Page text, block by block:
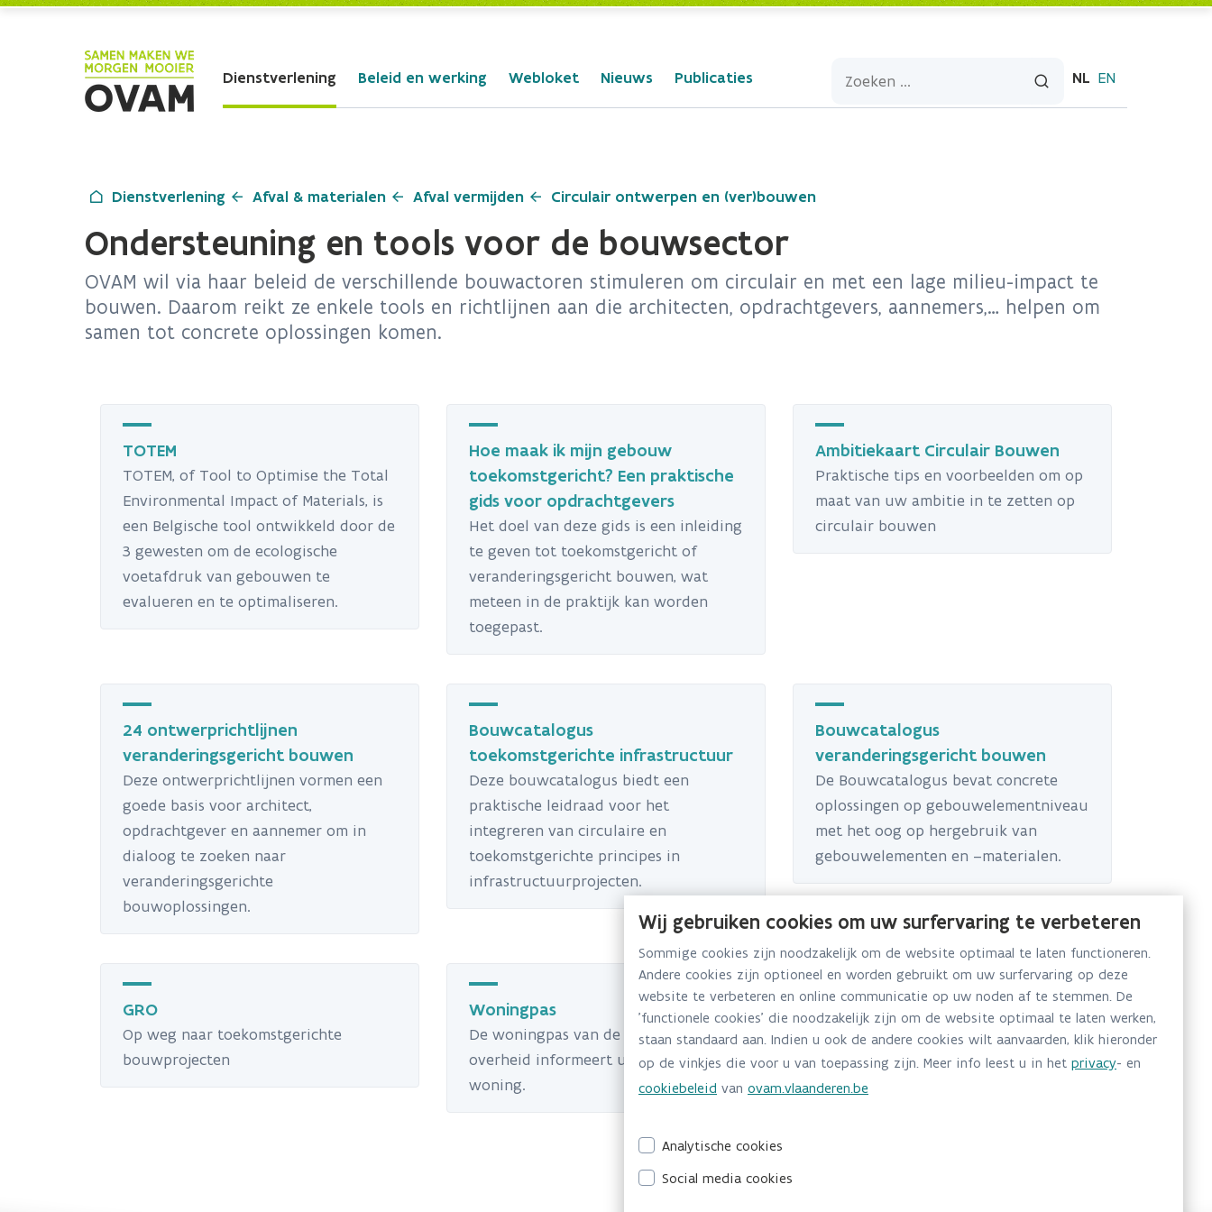
Dienstverlening Beleid en werking Webloket Nieuws Publicaties NL EN
Dienstverlening Afval & materialen Afval vermijden Circulair ontwerpen en (ver)bouwen
Ondersteuning en tools voor de bouwsector
OVAM wil via haar beleid de verschillende bouwactoren stimuleren om circulair en met een lage milieu-impact te
bouwen. Daarom reikt ze enkele tools en richtlijnen aan die architecten, opdrachtgevers, aannemers,… helpen om
samen tot concrete oplossingen komen.
TOTEM
TOTEM, of Tool to Optimise the Total
Environmental Impact of Materials, is
een Belgische tool ontwikkeld door de
3 gewesten om de ecologische
voetafdruk van gebouwen te
evalueren en te optimaliseren.
Hoe maak ik mijn gebouw
toekomstgericht? Een praktische
gids voor opdrachtgevers
Het doel van deze gids is een inleiding
te geven tot toekomstgericht of
veranderingsgericht bouwen, wat
meteen in de praktijk kan worden
toegepast.
Ambitiekaart Circulair Bouwen
Praktische tips en voorbeelden om op
maat van uw ambitie in te zetten op
circulair bouwen
24 ontwerprichtlijnen
veranderingsgericht bouwen
Deze ontwerprichtlijnen vormen een
goede basis voor architect,
opdrachtgever en aannemer om in
dialoog te zoeken naar
veranderingsgerichte
bouwoplossingen.
Bouwcatalogus
toekomstgerichte infrastructuur
Deze bouwcatalogus biedt een
praktische leidraad voor het
integreren van circulaire en
toekomstgerichte principes in
infrastructuurprojecten.
Bouwcatalogus
veranderingsgericht bouwen
De Bouwcatalogus bevat concrete
oplossingen op gebouwelementniveau
met het oog op hergebruik van
gebouwelementen en –materialen.
GRO
Op weg naar toekomstgerichte
bouwprojecten
Woningpas
De woningpas van de Vlaamse
overheid informeert u over uw
woning.
Wij gebruiken cookies om uw surfervaring te verbeteren
Sommige cookies zijn noodzakelijk om de website optimaal te laten functioneren.
Andere cookies zijn optioneel en worden gebruikt om uw surfervaring op deze
website te verbeteren en online communicatie op uw noden af te stemmen. De
'functionele cookies' die noodzakelijk zijn om de website optimaal te laten werken,
staan standaard aan. Indien u ook de andere cookies wilt aanvaarden, klik hieronder
op de vinkjes die voor u van toepassing zijn. Meer info leest u in het privacy- en
cookiebeleid van ovam.vlaanderen.be
Analytische cookies
Social media cookies